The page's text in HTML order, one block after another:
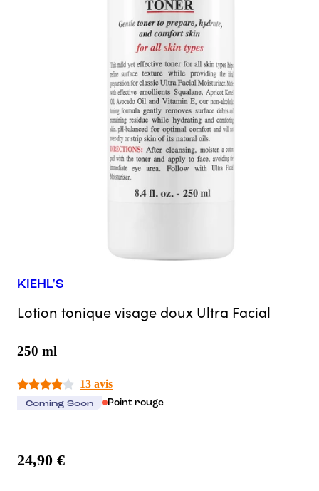
KIEHL'S
Lotion tonique visage doux Ultra Facial
250 ml
13 avis
Coming Soon Point rouge
24,90 €